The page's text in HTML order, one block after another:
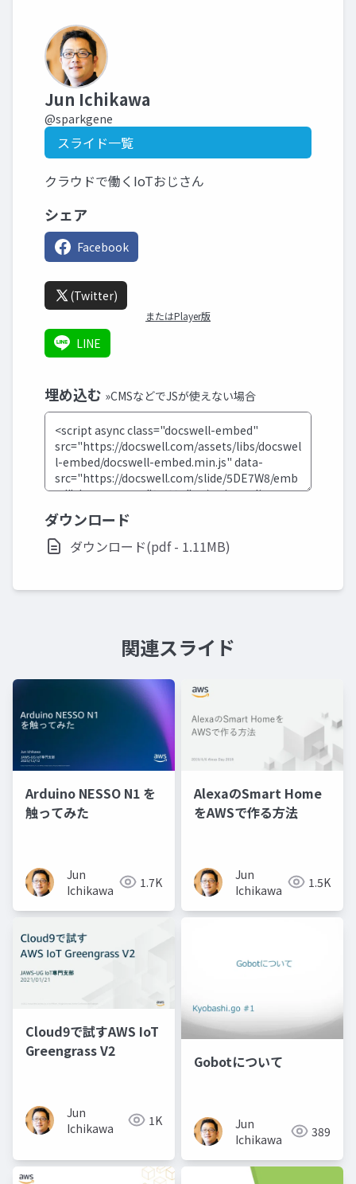
Jun Ichikawa
@sparkgene
スライド一覧
クラウドで働くIoTおじさん
シェア
Facebook
(Twitter)
またはPlayer版
LINE
埋め込む »CMSなどでJSが使えない場合
ダウンロード
ダウンロード(pdf - 1.11MB)
関連スライド
Arduino NESSO N1 を
触ってみた
Jun
Ichikawa
1.7K
AlexaのSmart Home
をAWSで作る方法
Jun
Ichikawa
1.5K
Cloud9で試すAWS IoT
Greengrass V2
Jun
Ichikawa
1K
Gobotについて
Jun
Ichikawa
389